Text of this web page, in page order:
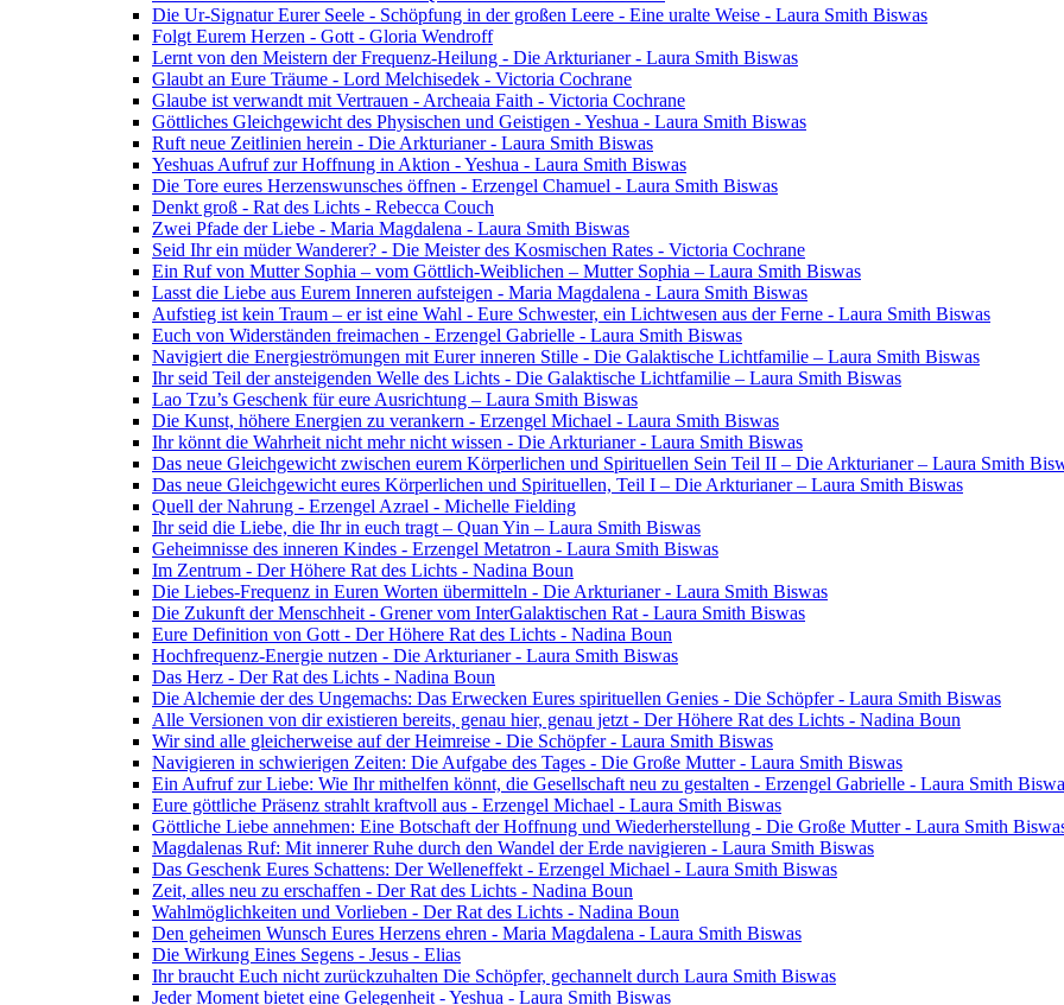
Die Ur-Signatur Eurer Seele - Schöpfung in der großen Leere - Eine uralte Weise - Laura Smith Biswas
Folgt Eurem Herzen - Gott - Gloria Wendroff
Lernt von den Meistern der Frequenz-Heilung - Die Arkturianer - Laura Smith Biswas
Glaubt an Eure Träume - Lord Melchisedek - Victoria Cochrane
Glaube ist verwandt mit Vertrauen - Archeaia Faith - Victoria Cochrane
Göttliches Gleichgewicht des Physischen und Geistigen - Yeshua - Laura Smith Biswas
Ruft neue Zeitlinien herein - Die Arkturianer - Laura Smith Biswas
Yeshuas Aufruf zur Hoffnung in Aktion - Yeshua - Laura Smith Biswas
Die Tore eures Herzenswunsches öffnen - Erzengel Chamuel - Laura Smith Biswas
Denkt groß - Rat des Lichts - Rebecca Couch
Zwei Pfade der Liebe - Maria Magdalena - Laura Smith Biswas
Seid Ihr ein müder Wanderer? - Die Meister des Kosmischen Rates - Victoria Cochrane
Ein Ruf von Mutter Sophia – vom Göttlich-Weiblichen – Mutter Sophia – Laura Smith Biswas
Lasst die Liebe aus Eurem Inneren aufsteigen - Maria Magdalena - Laura Smith Biswas
Aufstieg ist kein Traum – er ist eine Wahl - Eure Schwester, ein Lichtwesen aus der Ferne - Laura Smith Biswas
Euch von Widerständen freimachen - Erzengel Gabrielle - Laura Smith Biswas
Navigiert die Energieströmungen mit Eurer inneren Stille - Die Galaktische Lichtfamilie – Laura Smith Biswas
Ihr seid Teil der ansteigenden Welle des Lichts - Die Galaktische Lichtfamilie – Laura Smith Biswas
Lao Tzu’s Geschenk für eure Ausrichtung – Laura Smith Biswas
Die Kunst, höhere Energien zu verankern - Erzengel Michael - Laura Smith Biswas
Ihr könnt die Wahrheit nicht mehr nicht wissen - Die Arkturianer - Laura Smith Biswas
Das neue Gleichgewicht zwischen eurem Körperlichen und Spirituellen Sein Teil II – Die Arkturianer – Laura Smith
Das neue Gleichgewicht eures Körperlichen und Spirituellen, Teil I – Die Arkturianer – Laura Smith Biswas
Quell der Nahrung - Erzengel Azrael - Michelle Fielding
Ihr seid die Liebe, die Ihr in euch tragt – Quan Yin – Laura Smith Biswas
Geheimnisse des inneren Kindes - Erzengel Metatron - Laura Smith Biswas
Im Zentrum - Der Höhere Rat des Lichts - Nadina Boun
Die Liebes-Frequenz in Euren Worten übermitteln - Die Arkturianer - Laura Smith Biswas
Die Zukunft der Menschheit - Grener vom InterGalaktischen Rat - Laura Smith Biswas
Eure Definition von Gott - Der Höhere Rat des Lichts - Nadina Boun
Hochfrequenz-Energie nutzen - Die Arkturianer - Laura Smith Biswas
Das Herz - Der Rat des Lichts - Nadina Boun
Die Alchemie der des Ungemachs: Das Erwecken Eures spirituellen Genies - Die Schöpfer - Laura Smith Biswas
Alle Versionen von dir existieren bereits, genau hier, genau jetzt - Der Höhere Rat des Lichts - Nadina Boun
Wir sind alle gleicherweise auf der Heimreise - Die Schöpfer - Laura Smith Biswas
Navigieren in schwierigen Zeiten: Die Aufgabe des Tages - Die Große Mutter - Laura Smith Biswas
Ein Aufruf zur Liebe: Wie Ihr mithelfen könnt, die Gesellschaft neu zu gestalten - Erzengel Gabrielle - Laura Smith
Eure göttliche Präsenz strahlt kraftvoll aus - Erzengel Michael - Laura Smith Biswas
Göttliche Liebe annehmen: Eine Botschaft der Hoffnung und Wiederherstellung - Die Große Mutter - Laura Smith
Magdalenas Ruf: Mit innerer Ruhe durch den Wandel der Erde navigieren - Laura Smith Biswas
Das Geschenk Eures Schattens: Der Welleneffekt - Erzengel Michael - Laura Smith Biswas
Zeit, alles neu zu erschaffen - Der Rat des Lichts - Nadina Boun
Wahlmöglichkeiten und Vorlieben - Der Rat des Lichts - Nadina Boun
Den geheimen Wunsch Eures Herzens ehren - Maria Magdalena - Laura Smith Biswas
Die Wirkung Eines Segens - Jesus - Elias
Ihr braucht Euch nicht zurückzuhalten Die Schöpfer, gechannelt durch Laura Smith Biswas
Jeder Moment bietet eine Gelegenheit - Yeshua - Laura Smith Biswas